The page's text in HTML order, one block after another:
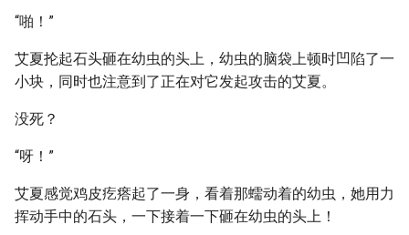
“啪！”
艾夏抡起石头砸在幼虫的头上，幼虫的脑袋上顿时凹陷了一
小块，同时也注意到了正在对它发起攻击的艾夏。
没死？
“呀！”
艾夏感觉鸡皮疙瘩起了一身，看着那蠕动着的幼虫，她用力
挥动手中的石头，一下接着一下砸在幼虫的头上！